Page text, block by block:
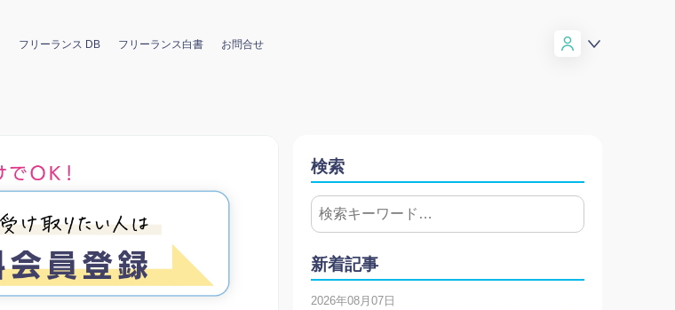
フリーランス DB フリーランス白書 お問合せ
検索
新着記事
2026年08月07日